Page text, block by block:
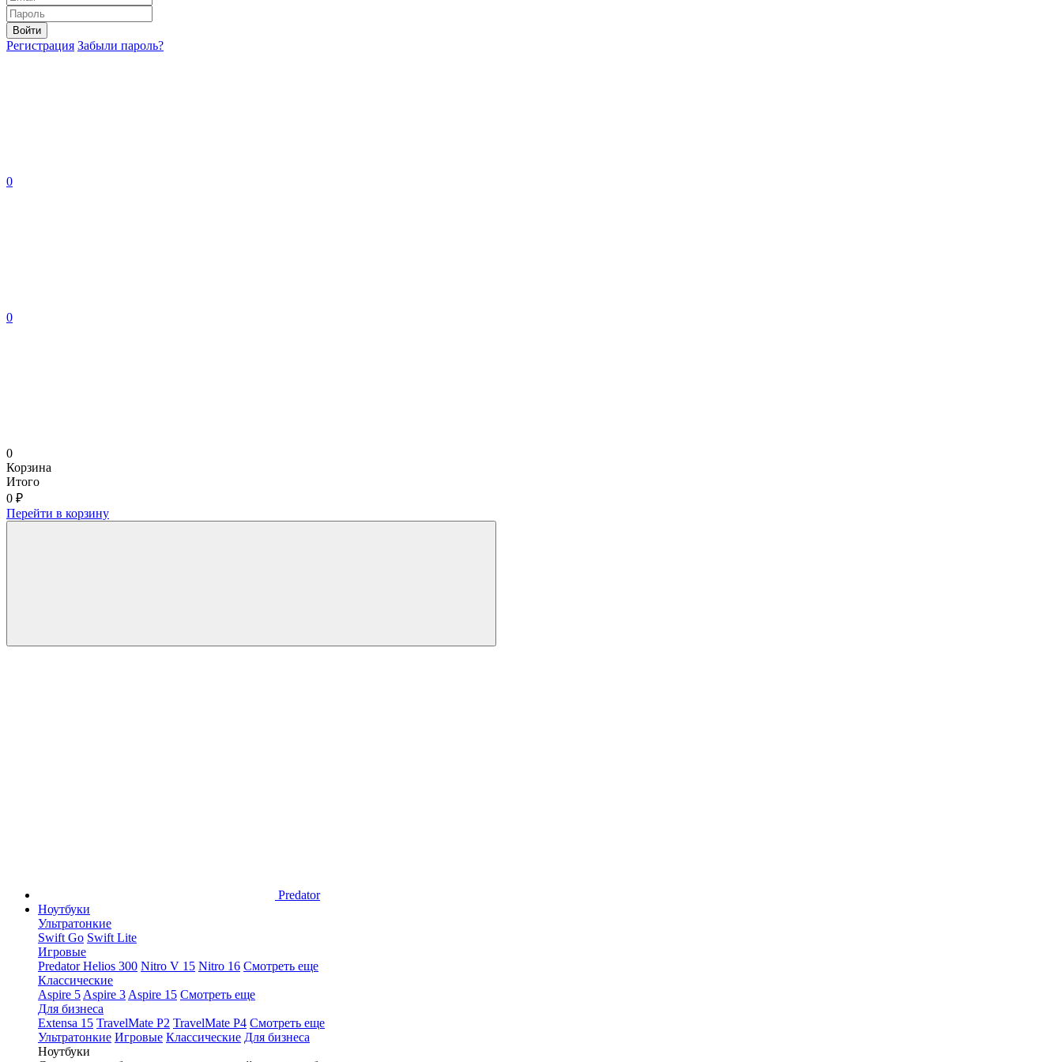
Войти
Регистрация Забыли пароль?
0
0
0
Корзина
Итого
0 ₽
Перейти в корзину
Predator
Ноутбуки
Ультратонкие
Swift Go Swift Lite
Игровые
Predator Helios 300 Nitro V 15 Nitro 16 Смотреть еще
Классические
Aspire 5 Aspire 3 Aspire 15 Смотреть еще
Для бизнеса
Extensa 15 TravelMate P2 TravelMate P4 Смотреть еще
Ультратонкие Игровые Классические Для бизнеса
Ноутбуки